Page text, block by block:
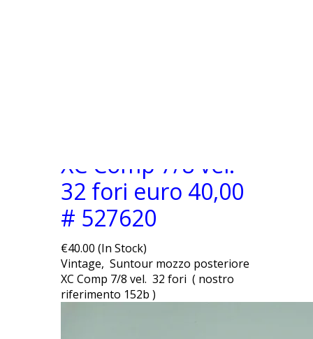
XC Comp 7/8 vel.
32 fori euro 40,00
# 527620
€40.00 (In Stock)
Vintage, Suntour mozzo posteriore
XC Comp 7/8 vel. 32 fori ( nostro
riferimento 152b )